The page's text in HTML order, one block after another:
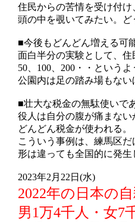
住民からの苦情を受け付け
頭の中を覗いてみたい。ど
■今後もどんどん増える可
面白半分の実験として、住
50、100、200・・という
公園内は足の踏み場もない
■壮大な税金の無駄使いで
役人は自分の腹が痛まない
どんどん税金が使われる。
こういう事例は、練馬区だ
形は違っても全国的に発生
2023年2月22日(水)
2022年の日本の
男1万4千人・女7